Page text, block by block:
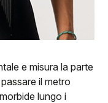
e misura la parte
il metro
lungo i